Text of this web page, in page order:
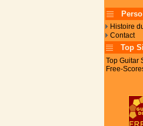
Histoire
Contact
Top
Top Guitar
Free-